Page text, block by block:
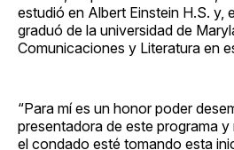
estudió en Albert Einstein H.S. y,
graduó de la universidad de
Comunicaciones y Literatura en
“Para mí es un honor poder
presentadora de este programa
el condado esté tomando esta